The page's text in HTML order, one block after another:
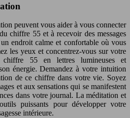
peuvent vous aider à vous connecter
chiffre 55 et à recevoir des messages
endroit calme et confortable où vous
les yeux et concentrez-vous sur votre
chiffre 55 en lettres lumineuses et
énergie. Demandez à votre intuition
de ce chiffre dans votre vie. Soyez
et aux sensations qui se manifestent
dans votre journal. La méditation et
puissants pour développer votre
intérieure.